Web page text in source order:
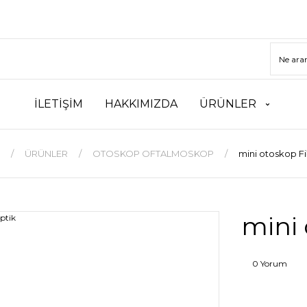
İLETİŞİM HAKKIMIZDA ÜRÜNLER
ÜRÜNLER OTOSKOP OFTALMOSKOP mini otoskop
mini
0 Yorum